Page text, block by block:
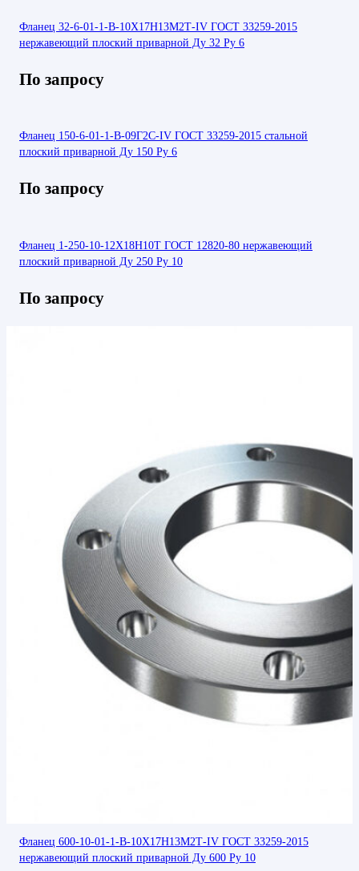
Фланец 32-6-01-1-В-10Х17Н13М2Т-IV ГОСТ 33259-2015
нержавеющий плоский приварной Ду 32 Ру 6
По запросу
Фланец 150-6-01-1-В-09Г2С-IV ГОСТ 33259-2015 стальной
плоский приварной Ду 150 Ру 6
По запросу
Фланец 1-250-10-12Х18Н10Т ГОСТ 12820-80 нержавеющий
плоский приварной Ду 250 Ру 10
По запросу
Фланец 600-10-01-1-В-10Х17Н13М2Т-IV ГОСТ 33259-2015
нержавеющий плоский приварной Ду 600 Ру 10